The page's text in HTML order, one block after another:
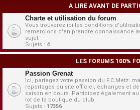
A LIRE AVANT DE
Charte et utilisation du forum
Vous trouverez ici les conditions
remercions d'en prendre connaissance
sujet.
Sujets : 4
LES FORUMS 100%
Passion Grenat
Ici, partagez votre passion du F.C.Metz:
reportages du site officiel, échanges et
saison en cours. Participez également au
lot de la boutique du club.
Sujets : 17356